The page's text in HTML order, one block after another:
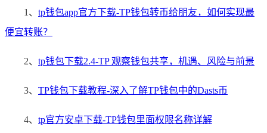
1、 tp钱包app官方下载-TP钱包转币给朋友，如何实现最
便宜转账？
2、 tp钱包下载2.4-TP 观察钱包共享，机遇、风险与前景
3、 TP钱包下载教程-深入了解TP钱包中的Dasts币
4、 tp官方安卓下载-TP钱包里面权限名称详解